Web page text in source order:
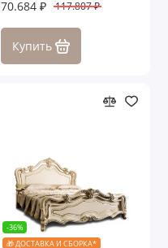
70.684 ₽ 117.807 ₽
Купить
-36%
🎁 ДОСТАВКА И СБОРКА*